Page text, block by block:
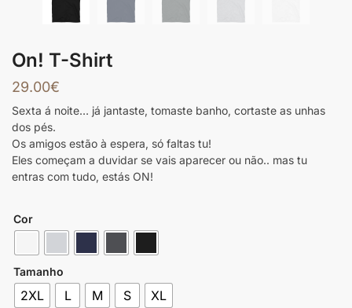
On! T-Shirt
29.00€
Sexta á noite… já jantaste, tomaste banho, cortaste as unhas
dos pés.
Os amigos estão à espera, só faltas tu!
Eles começam a duvidar se vais aparecer ou não.. mas tu
entras com tudo, estás ON!
Cor
Tamanho
2XL L M S XL